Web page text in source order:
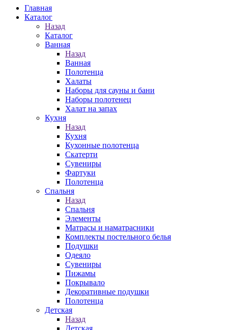
Главная
Каталог
Назад
Каталог
Ванная
Назад
Ванная
Полотенца
Халаты
Наборы для сауны и бани
Наборы полотенец
Халат на запах
Кухня
Назад
Кухня
Кухонные полотенца
Скатерти
Сувениры
Фартуки
Полотенца
Спальня
Назад
Спальня
Элементы
Матрасы и наматрасники
Комплекты постельного белья
Подушки
Одеяло
Сувениры
Пижамы
Покрывало
Декоративные подушки
Полотенца
Детская
Назад
Детская